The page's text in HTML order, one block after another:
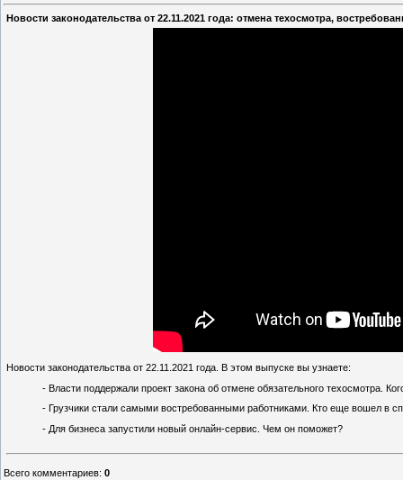
Новости законодательства от 22.11.2021 года: отмена техосмотра,
Новости законодательства от 22.11.2021 года. В этом выпуске вы узнаете:
- Власти поддержали проект закона об отмене обязательного техосмотра.
- Грузчики стали самыми востребованными работниками. Кто еще вошел в
- Для бизнеса запустили новый онлайн-сервис. Чем он поможет?
Всего комментариев: 0